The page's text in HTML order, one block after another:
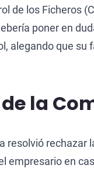
de los Ficheros
poner en
alegando que
la
resolvió
en